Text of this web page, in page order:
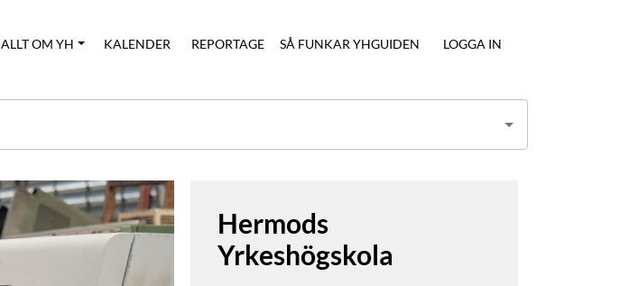
ALLT OM YH KALENDER REPORTAGE SÅ FUNKAR YHGUIDEN LOGGA IN
Hermods
Yrkeshögskola